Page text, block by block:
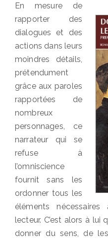
En mesure de
rapporter des
dialogues et des
actions dans leurs
moindres détails,
prétendument
grâce aux paroles
rapportées de
nombreux
personnages, ce
narrateur qui se
refuse à
l’omniscience
fournit sans les
ordonner tous les
éléments
lecteur. C’est alors à lui
donner du sens, de